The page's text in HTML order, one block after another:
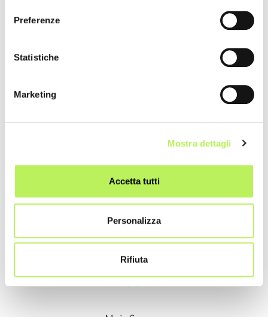
Preferenze
Statistiche
Marketing
Mostra dettagli
Accetta tutti
Personalizza
Rifiuta
Main Sponsor